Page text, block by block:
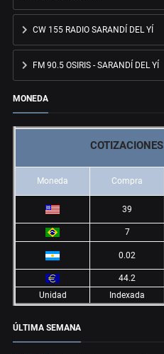
CW 155 RADIO SARANDÍ DEL YÍ
FM 90.5 OSIRIS - SARANDÍ DEL YÍ
MONEDA
COTIZACIONES
Moneda Compra
39
7
0.02
44.2
Unidad
Indexada
ÚLTIMA SEMANA